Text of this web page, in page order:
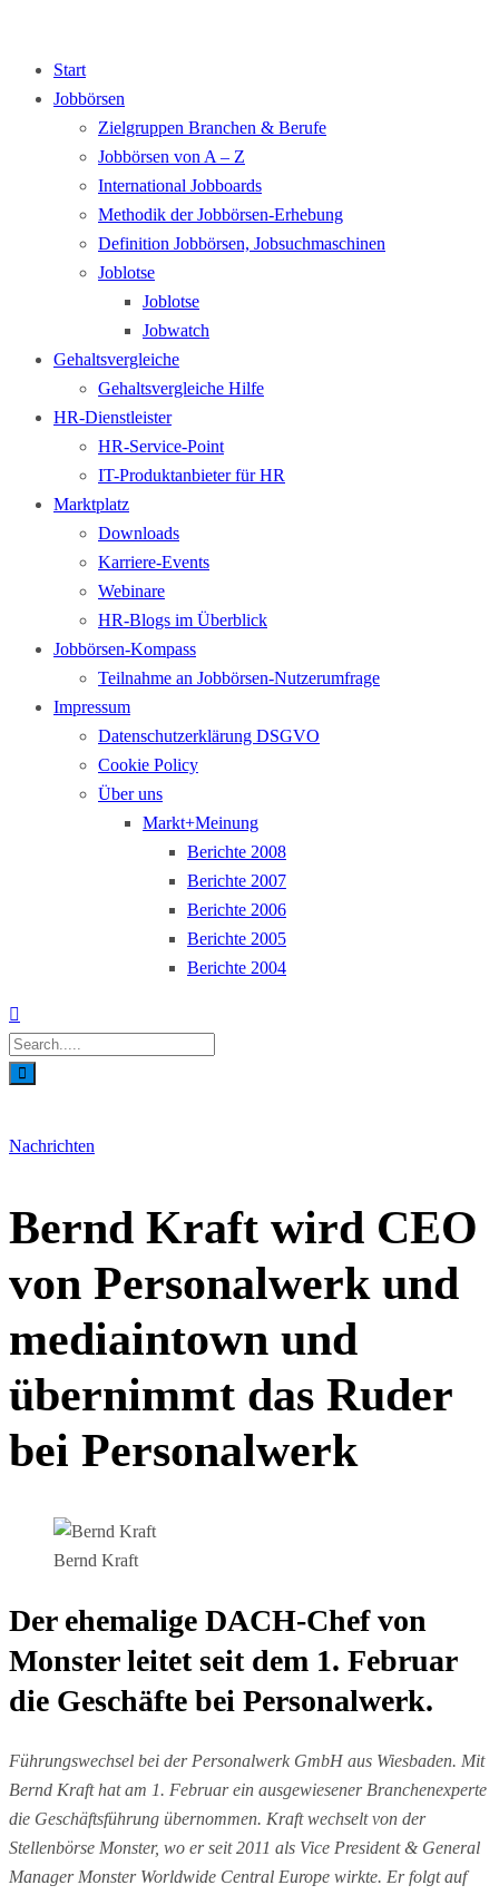
Start
Jobbörsen
Zielgruppen Branchen & Berufe
Jobbörsen von A – Z
International Jobboards
Methodik der Jobbörsen-Erhebung
Definition Jobbörsen, Jobsuchmaschinen
Joblotse
Joblotse
Jobwatch
Gehaltsvergleiche
Gehaltsvergleiche Hilfe
HR-Dienstleister
HR-Service-Point
IT-Produktanbieter für HR
Marktplatz
Downloads
Karriere-Events
Webinare
HR-Blogs im Überblick
Jobbörsen-Kompass
Teilnahme an Jobbörsen-Nutzerumfrage
Impressum
Datenschutzerklärung DSGVO
Cookie Policy
Über uns
Markt+Meinung
Berichte 2008
Berichte 2007
Berichte 2006
Berichte 2005
Berichte 2004
Nachrichten
Bernd Kraft wird CEO
von Personalwerk und
mediaintown und
übernimmt das Ruder
bei Personalwerk
Bernd Kraft
Der ehemalige DACH-Chef von
Monster leitet seit dem 1. Februar
die Geschäfte bei Personalwerk.
Führungswechsel bei der Personalwerk GmbH aus Wiesbaden. Mit
Bernd Kraft hat am 1. Februar ein ausgewiesener Branchenexperte
die Geschäftsführung übernommen. Kraft wechselt von der
Stellenbörse Monster, wo er seit 2011 als Vice President & General
Manager Monster Worldwide Central Europe wirkte. Er folgt auf